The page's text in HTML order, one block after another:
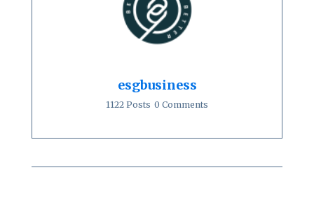
esgbusiness
1122 Posts 0 Comments